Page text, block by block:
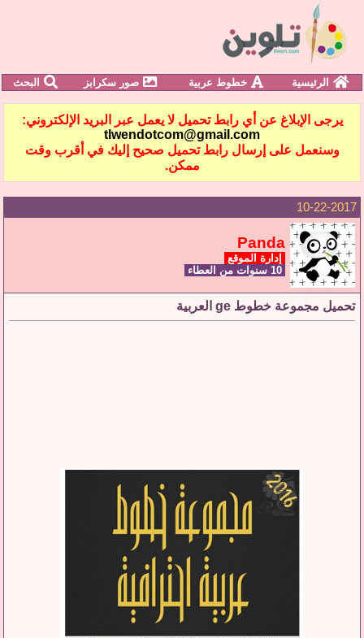
الرئيسية خطوط عربية صور سكرابز البحث
يرجى الإبلاغ عن أي رابط تحميل لا يعمل عبر البريد الإلكتروني:
tlwendotcom@gmail.com
وسنعمل على إرسال رابط تحميل صحيح إليك في أقرب وقت
ممكن.
10-22-2017
Panda
إدارة الموقع
تحميل مجموعة خطوط ge العربية